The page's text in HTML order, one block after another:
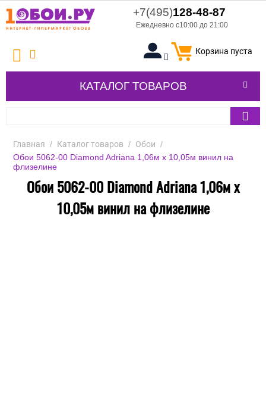
+7(495)128-48-87
Ежедневно с10:00 до 21:00
Корзина пуста
КАТАЛОГ ТОВАРОВ
Главная / Каталог товаров / Обои /
Обои 5062-00 Diamond Adriana 1,06м х 10,05м винил на
флизелине
Обои 5062-00 Diamond Adriana 1,06м х
10,05м винил на флизелине